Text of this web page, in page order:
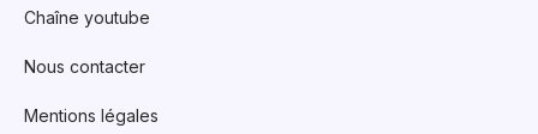
Chaîne youtube
Nous contacter
Mentions légales